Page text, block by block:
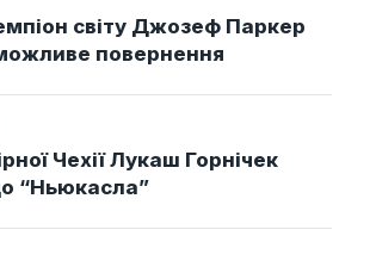
світу Джозеф Паркер
повернення
Чехії Лукаш Горнічек
“Ньюкасла”